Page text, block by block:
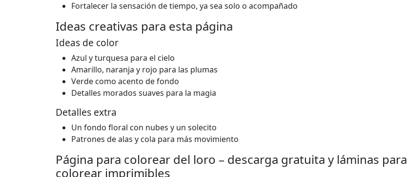
Fortalecer la sensación de tiempo, ya sea solo o acompañado
Ideas creativas para esta página
Ideas de color
Azul y turquesa para el cielo
Amarillo, naranja y rojo para las plumas
Verde como acento de fondo
Detalles morados suaves para la magia
Detalles extra
Un fondo floral con nubes y un solecito
Patrones de alas y cola para más movimiento
Página para colorear del loro – descarga gratuita y láminas para
colorear imprimibles